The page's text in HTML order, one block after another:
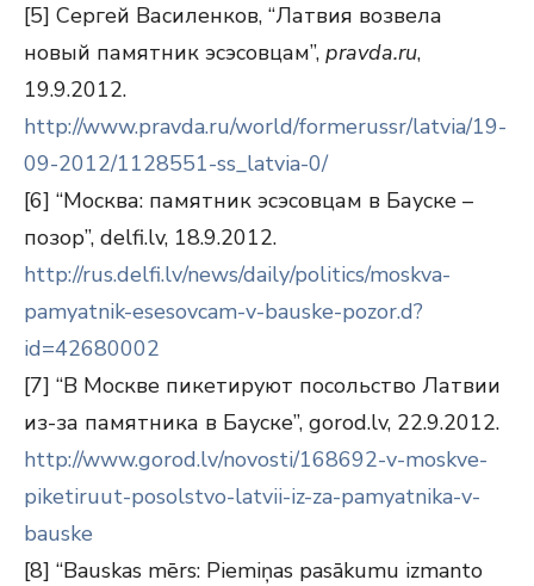
[5] Сергей Василенков, “Латвия возвела
новый памятник эсэсовцам”, pravda.ru,
19.9.2012.
http://www.pravda.ru/world/formerussr/latvia/19-
09-2012/1128551-ss_latvia-0/
[6] “Москва: памятник эсэсовцам в Бауске –
позор”, delfi.lv, 18.9.2012.
http://rus.delfi.lv/news/daily/politics/moskva-
pamyatnik-esesovcam-v-bauske-pozor.d?
id=42680002
[7] “В Москве пикетируют посольство Латвии
из-за памятника в Бауске”, gorod.lv, 22.9.2012.
http://www.gorod.lv/novosti/168692-v-moskve-
piketiruut-posolstvo-latvii-iz-za-pamyatnika-v-
bauske
[8] “Bauskas mērs: Piemiņas pasākumu izmanto